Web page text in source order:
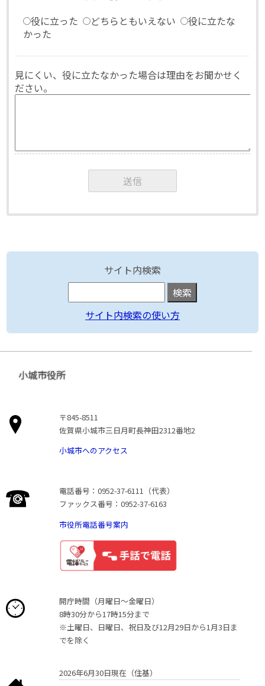
役に立った
どちらともいえない
役に立たな
かった
見にくい、役に立たなかった場合は理由をお聞かせく
ださい。
サイト内検索
サイト内検索の使い方
小城市役所
〒845-8511
佐賀県小城市三日月町長神田2312番地2
小城市へのアクセス
電話番号：0952-37-6111（代表）
ファックス番号：0952-37-6163
市役所電話番号案内
開庁時間（月曜日〜金曜日）
8時30分から17時15分まで
※土曜日、日曜日、祝日及び12月29日から1月3日ま
でを除く
2026年6月30日現在（住基）